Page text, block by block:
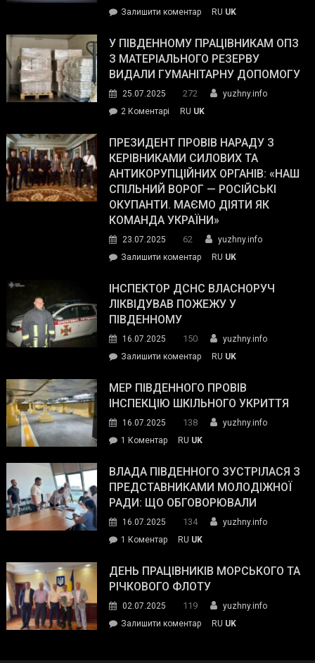
Залишити коментарon
завойовує
симпатії
виборців
The
Street
Journal.
RU UK
У ПІВДЕННОМУ ПРАЦІВНИКАМ ОПЗ
З МАТЕРІАЛЬНОГО РЕЗЕРВУ
ВИДАЛИ ГУМАНІТАРНУ ДОПОМОГУ
25.07.2025 272
yuzhny.info
2 Коментарі
Південному
працівникам
ОПЗ
з
матеріального
резерву
гуманітарну
допомогу
RU UK
ПРЕЗИДЕНТ ПРОВІВ НАРАДУ З
КЕРІВНИКАМИ СИЛОВИХ ТА
АНТИКОРУПЦІЙНИХ ОРГАНІВ: «НАШ
СПІЛЬНИЙ ВОРОГ — РОСІЙСЬКІ
ОКУПАНТИ. МАЄМО ДІЯТИ ЯК
КОМАНДА УКРАЇНИ»
23.07.2025 62
yuzhny.info
Залишити коментарon
провів
нараду
силових
та
органів:
«Наш
спільний
окупанти.
Маємо
діяти
команда
RU UK
ІНСПЕКТОР ДСНС ВЛАСНОРУЧ
ЛІКВІДУВАВ ПОЖЕЖУ У
ПІВДЕННОМУ
16.07.2025 150
yuzhny.info
Залишити коментарon
ДСНС
власноруч
пожежу
у
RU UK
МЕР ПІВДЕННОГО ПРОВІВ
ІНСПЕКЦІЮ ШКІЛЬНОГО УКРИТТЯ
16.07.2025 138
yuzhny.info
1 Коментардо
Південного
провів
інспекцію
укриття
RU UK
ВЛАДА ПІВДЕННОГО ЗУСТРІЛАСЯ З
ПРЕДСТАВНИКАМИ МОЛОДІЖНОЇ
РАДИ: ЩО ОБГОВОРЮВАЛИ
16.07.2025 134
yuzhny.info
1 Коментардо
Південного
зустрілася
представниками
молодіжної
RU UK
ДЕНЬ ПРАЦІВНИКІВ МОРСЬКОГО ТА
РІЧКОВОГО ФЛОТУ
02.07.2025 119
yuzhny.info
Залишити коментарon
RU UK